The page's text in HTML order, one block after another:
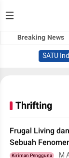
Breaking News
SATU
Thrifting
Frugal Living
Sebuah
Kiriman Pengguna M